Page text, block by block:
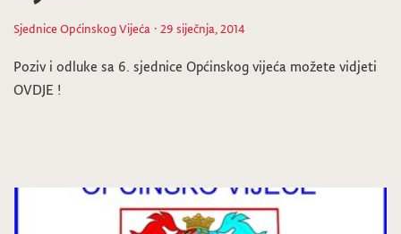
Sjednice Općinskog Vijeća · 29 siječnja, 2014
Poziv i odluke sa 6. sjednice Općinskog vijeća možete vidjeti
OVDJE !